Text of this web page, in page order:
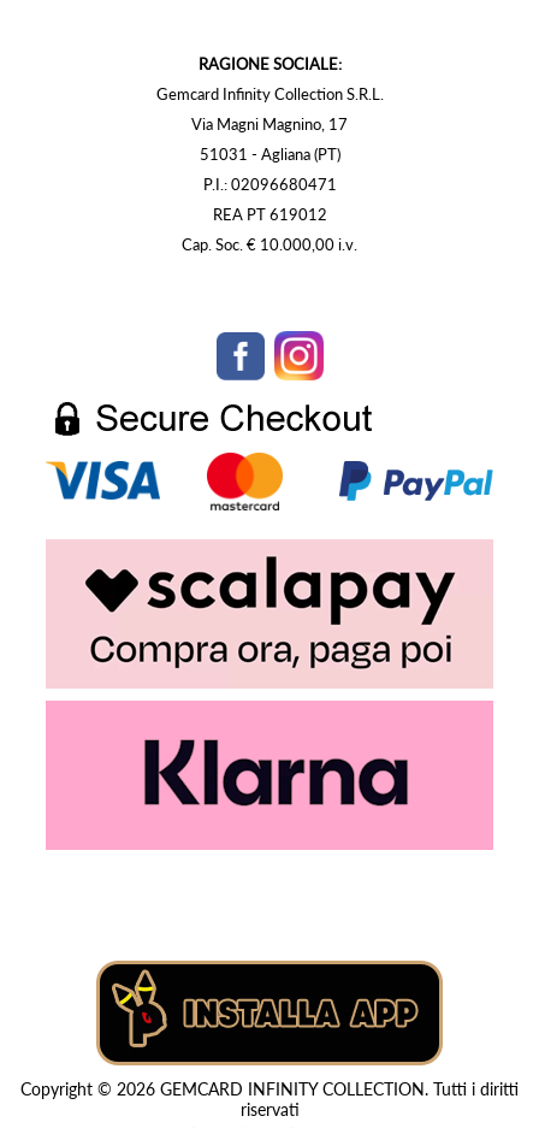
RAGIONE SOCIALE:
Gemcard Infinity Collection S.R.L.
Via Magni Magnino, 17
51031 - Agliana (PT)
P.I.: 02096680471
REA PT 619012
Cap. Soc. € 10.000,00 i.v.
Copyright © 2026 GEMCARD INFINITY COLLECTION. Tutti i diritti
riservati